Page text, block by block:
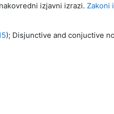
izjavni izrazi. Zakoni
); Disjunctive and conjuctive